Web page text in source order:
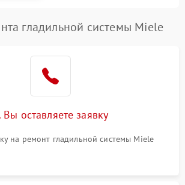
гладильной системы Miele
Вы оставляете заявку
на ремонт гладильной системы Miele